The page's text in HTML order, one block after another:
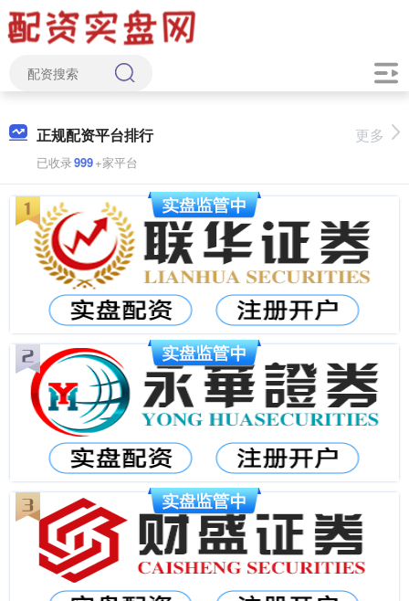
正规配资平台排行
已收录999+家平台
更多